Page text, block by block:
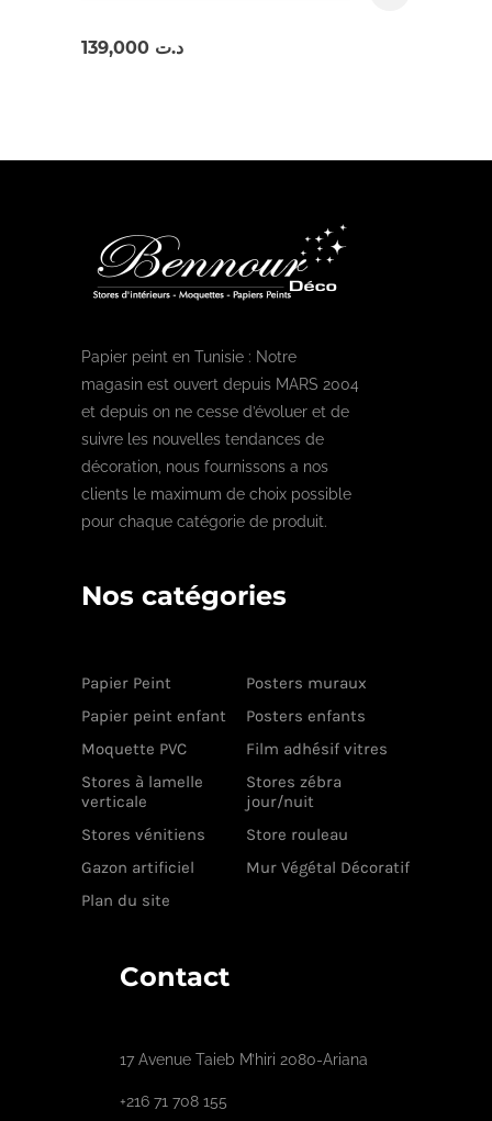
د.ت
Papier peint en Tunisie : Notre
magasin est ouvert depuis MARS 2004
et depuis on ne cesse d’évoluer et de
suivre les nouvelles tendances de
décoration, nous fournissons a nos
clients le maximum de choix possible
pour chaque catégorie de produit.
Nos catégories
Papier Peint
Posters muraux
Papier peint enfant
Posters enfants
Moquette PVC
Film adhésif vitres
Stores à lamelle
verticale
Stores zébra
jour/nuit
Stores vénitiens
Store rouleau
Gazon artificiel
Mur Végétal Décoratif
Plan du site
Contact
17 Avenue Taieb M’hiri 2080-Ariana
+216 71 708 155